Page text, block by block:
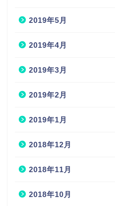
2019年5月
2019年4月
2019年3月
2019年2月
2019年1月
2018年12月
2018年11月
2018年10月